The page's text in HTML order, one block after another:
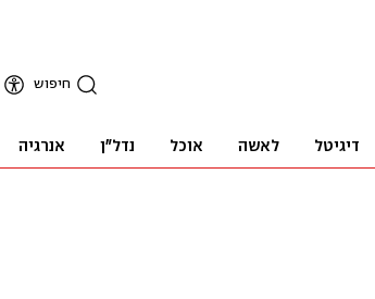
חיפוש
דיגיטל לאשה אוכל נדל"ן אנרגיה